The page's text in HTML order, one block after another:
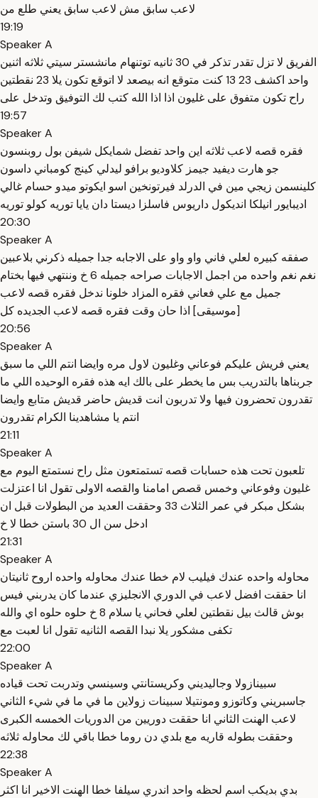
لاعب سابق مش لاعب سابق يعني طلع من
19:19
Speaker A
الفريق لا تزل تقدر تذكر في 30 ثانيه توتنهام مانشستر سيتي ثلاثه اثنين
واحد اكشف 23 13 كنت متوقع انه بيصعد لا اتوقع تكون يلا 23 نقطتين
راح تكون متفوق على غليون اذا اذا الله كتب لك التوفيق وتدخل على
19:57
Speaker A
فقره قصه لاعب ثلاثه اين واحد تفضل شمايكل شيفن بول روبنسون
جو هارت ديفيد جيمز كلاوديو برافو ليدلي كينج كومباني داسون
كلينسمن زيجي مين في الدرلد فيرتونخين اسو ايكوتو ميدو حسام غالي
اديبايور انيلكا انديكول داريوس فاسلزا ديستا دان يايا توريه كولو توريه
20:30
Speaker A
صفقه كبيره لعلي فاني واو واو على الاجابه جدا جميله ذكرني بلاعبين
نغم نغم واحده من اجمل الاجابات صراحه جميله 6 خ وننتهي فيها بختام
جميل مع علي فعاني فقره المزاد خلونا ندخل فقره قصه لاعب
[موسيقى] اذا حان وقت فقره قصه لاعب الجديده كل
20:56
Speaker A
يعني فريش عليكم فوعاني وغليون لاول مره وايضا انتم اللي ما سبق
جربناها بالتدريب بس ما يخطر على بالك ايه هذه فقره الوحيده اللي ما
تقدرون تحضرون فيها ولا تدربون انت قديش حاضر قديش متابع وايضا
انتم يا مشاهدينا الكرام تقدرون
21:11
Speaker A
تلعبون تحت هذه حسابات قصه تستمتعون مثل راح نستمتع اليوم مع
غليون وفوعاني وخمس قصص امامنا والقصه الاولى تقول انا اعتزلت
بشكل مبكر في عمر الثلاث 33 وحققت العديد من البطولات قبل ان
ادخل سن ال 30 باستن خطا لا خ
21:31
Speaker A
محاوله واحده عندك فيليب لام خطا عندك محاوله واحده اروح ثانيتان
انا حققت افضل لاعب في الدوري الانجليزي عندما كان يدربني فيس
بوش قالث بيل نقطتين لعلي فحاني يا سلام 8 خ حلوه حلوه اي والله
تكفى مشكور يلا نبدا القصه الثانيه تقول انا لعبت مع
22:00
Speaker A
سبينازولا وجاليديني وكريستانتي وسينسي وتدربت تحت قياده
جاسبريني وكاتوزو ومونتيلا سبينات زولاين ما في ما في شيء الثاني
لاعب الهنت الثاني انا حققت دوريين من الدوريات الخمسه الكبرى
وحققت بطوله قاريه مع بلدي دن روما خطا باقي لك محاوله ثلاثه
22:38
Speaker A
بدي بديكب اسم لحظه واحد اندري سيلفا خطا الهنت الاخير انا اكثر